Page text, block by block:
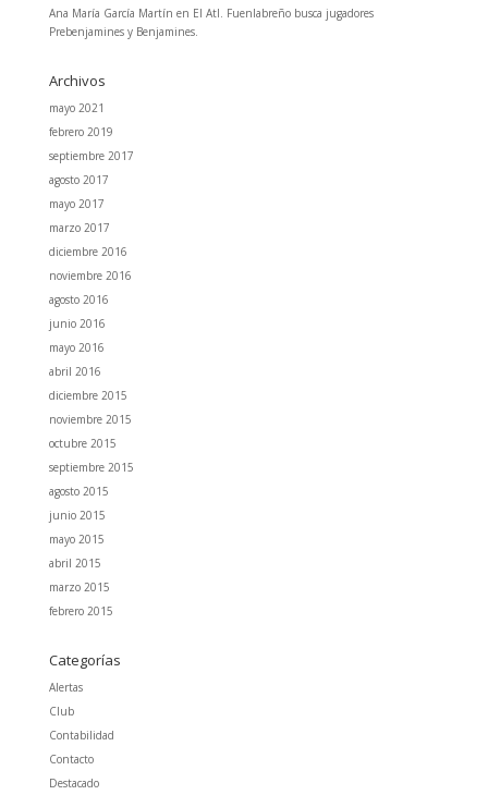
Ana María García Martín en El Atl. Fuenlabreño busca jugadores
Prebenjamines y Benjamines.
Archivos
mayo 2021
febrero 2019
septiembre 2017
agosto 2017
mayo 2017
marzo 2017
diciembre 2016
noviembre 2016
agosto 2016
junio 2016
mayo 2016
abril 2016
diciembre 2015
noviembre 2015
octubre 2015
septiembre 2015
agosto 2015
junio 2015
mayo 2015
abril 2015
marzo 2015
febrero 2015
Categorías
Alertas
Club
Contabilidad
Contacto
Destacado